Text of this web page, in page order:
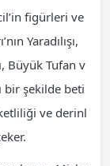
figürleri ve
Yaradılışı,
Büyük Tufan v
bir şekilde beti
ve derinl